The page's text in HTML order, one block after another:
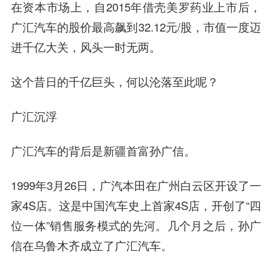
在资本市场上，自2015年借壳美罗药业上市后，
广汇汽车的股价最高飙到32.12元/股，市值一度迈
进千亿大关，风头一时无两。
这个昔日的千亿巨头，何以沦落至此呢？
广汇沉浮
广汇汽车的背后是新疆首富孙广信。
1999年3月26日，广汽本田在广州白云区开设了一
家4S店。这是中国汽车史上首家4S店，开创了“四
位一体”销售服务模式的先河。几个月之后，孙广
信在乌鲁木齐成立了广汇汽车。